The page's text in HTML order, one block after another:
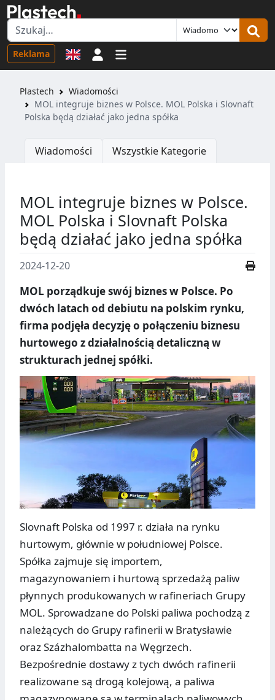
Reklama Logowanie
Plastech
Wiadomości
MOL integruje biznes w Polsce. MOL Polska i Slovnaft
Polska będą działać jako jedna spółka
Wiadomości Wszystkie Kategorie
MOL integruje biznes w Polsce.
MOL Polska i Slovnaft Polska
będą działać jako jedna spółka
2024-12-20
MOL porządkuje swój biznes w Polsce. Po
dwóch latach od debiutu na polskim rynku,
firma podjęła decyzję o połączeniu biznesu
hurtowego z działalnością detaliczną w
strukturach jednej spółki.
Slovnaft Polska od 1997 r. działa na rynku
hurtowym, głównie w południowej Polsce.
Spółka zajmuje się importem,
magazynowaniem i hurtową sprzedażą paliw
płynnych produkowanych w rafineriach Grupy
MOL. Sprowadzane do Polski paliwa pochodzą z
należących do Grupy rafinerii w Bratysławie
oraz Százhalombatta na Węgrzech.
Bezpośrednie dostawy z tych dwóch rafinerii
realizowane są drogą kolejową, a paliwa